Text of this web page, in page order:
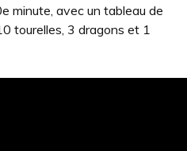
minute, avec un tableau de
tourelles, 3 dragons et 1